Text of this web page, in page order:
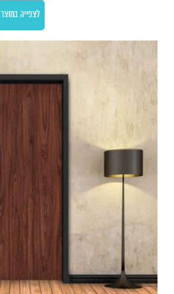
לצפייה במוצר